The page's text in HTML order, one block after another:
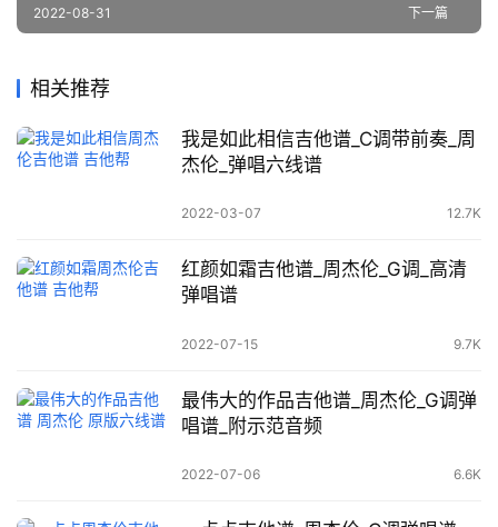
下一篇
2022-08-31
相关推荐
我是如此相信吉他谱_C调带前奏_周
杰伦_弹唱六线谱
2022-03-07 12.7K
红颜如霜吉他谱_周杰伦_G调_高清
弹唱谱
2022-07-15 9.7K
最伟大的作品吉他谱_周杰伦_G调弹
唱谱_附示范音频
2022-07-06 6.6K